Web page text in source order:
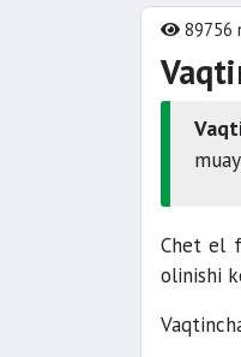
89756
Chet el
olinishi